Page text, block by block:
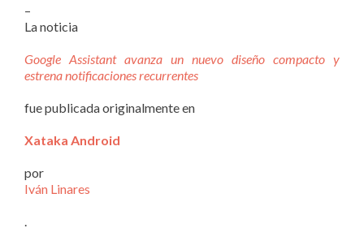
–
La noticia
Google Assistant avanza un nuevo diseño compacto y
estrena notificaciones recurrentes
fue publicada originalmente en
Xataka Android
por
Iván Linares
.